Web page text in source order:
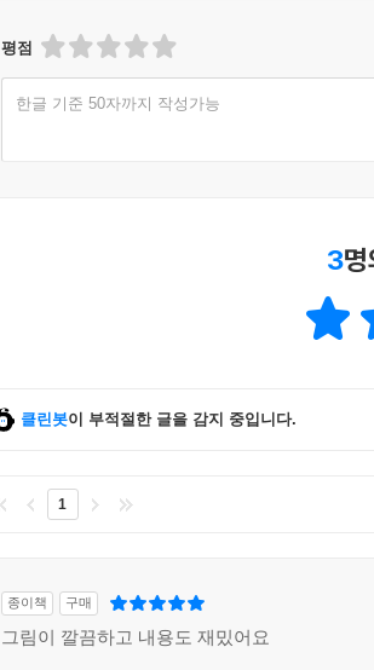
평점
한글 기준 50자까지 작성가능
3
클린봇이 부적절한 글을 감지 중입니다.
1
종이책 구매
그림이 깔끔하고 내용도 재밌어요